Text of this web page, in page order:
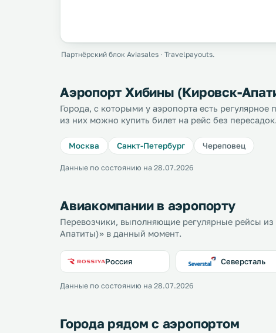
Партнёрский блок Aviasales · Travelpayouts.
Аэропорт Хибины (Кировск-
Города, с которыми у аэропорта есть
из них можно купить билет на рейс без
Москва Санкт-Петербург Череповец
Данные по состоянию на 28.07.2026
Авиакомпании в аэропорту
Перевозчики, выполняющие регулярные рейсы
Апатиты)» в данный момент.
Россия Северсталь
Данные по состоянию на 28.07.2026
Города рядом с аэропортом